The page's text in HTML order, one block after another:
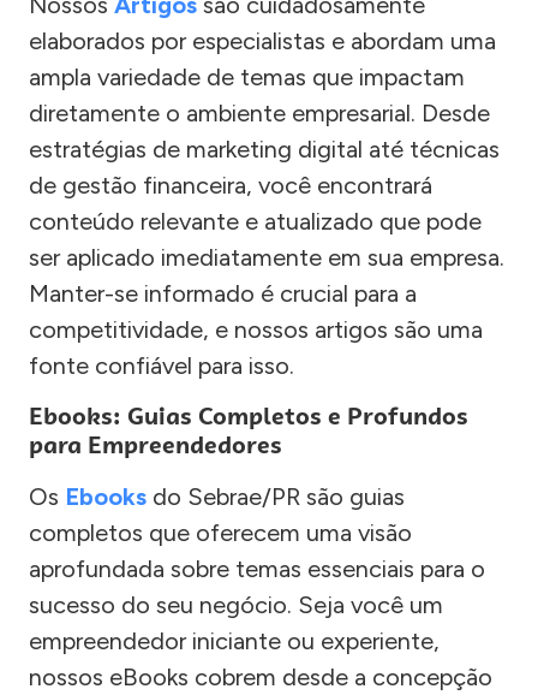
elaborados por especialistas e abordam uma
ampla variedade de temas que impactam
diretamente o ambiente empresarial. Desde
estratégias de marketing digital até técnicas
de gestão financeira, você encontrará
conteúdo relevante e atualizado que pode
ser aplicado imediatamente em sua empresa.
Manter-se informado é crucial para a
competitividade, e nossos artigos são uma
fonte confiável para isso.
Ebooks: Guias Completos e Profundos
para Empreendedores
Os Ebooks do Sebrae/PR são guias
completos que oferecem uma visão
aprofundada sobre temas essenciais para o
sucesso do seu negócio. Seja você um
empreendedor iniciante ou experiente,
nossos eBooks cobrem desde a concepção